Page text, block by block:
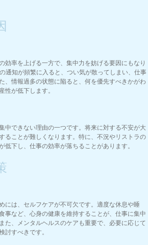
効率を上げる一方で、集中力を妨げる要因にもなり
通知が頻繁に入ると、つい気が散ってしまい、仕事
、情報過多の状態に陥ると、何を優先すべきかがわ
性が低下します。
中できない理由の一つです。将来に対する不安が大
ることが難しくなります。特に、不況やリストラの
低下し、仕事の効率が落ちることがあります。
には、セルフケアが不可欠です。適度な休息や睡
事など、心身の健康を維持することが、仕事に集中
た、メンタルヘルスのケアも重要で、必要に応じて
討すべきです。